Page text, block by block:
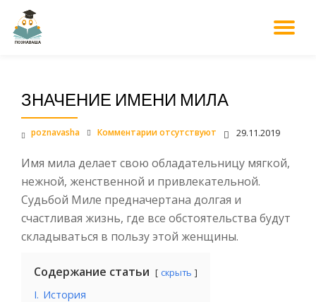
Перейти
ЗНАЧЕНИЕ ИМЕНИ МИЛА
poznavasha 29.11.2019
Комментарии отсутствуют
Имя мила делает свою обладательницу мягкой,
нежной, женственной и привлекательной.
Судьбой Миле предначертана долгая и
счастливая жизнь, где все обстоятельства будут
складываться в пользу этой женщины.
Содержание статьи скрыть
I. История